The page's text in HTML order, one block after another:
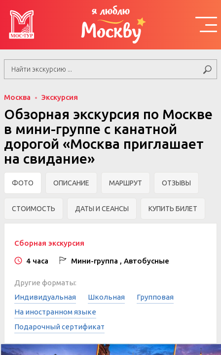
я люблю
Москву
Москва Экскурсия
Обзорная экскурсия по Москве
в мини-группе c канатной
дорогой «Москва приглашает
на свидание»
ФОТО ОПИСАНИЕ МАРШРУТ ОТЗЫВЫ
СТОИМОСТЬ ДАТЫ И СЕАНСЫ КУПИТЬ БИЛЕТ
Сборная экскурсия
4 часа Мини-группа , Автобусные
Другие форматы:
Индивидуальная
Школьная
Групповая
На иностранном языке
Подарочный сертификат